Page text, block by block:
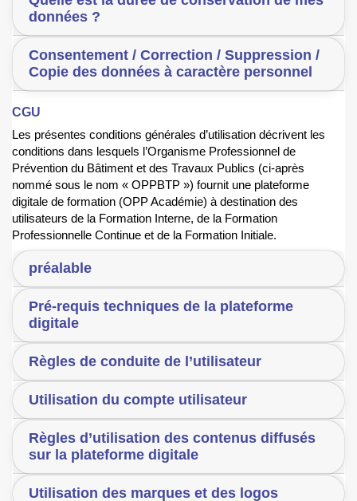
données ?
Consentement / Correction / Suppression /
Copie des données à caractère personnel
CGU
Les présentes conditions générales d’utilisation décrivent les
conditions dans lesquels l’Organisme Professionnel de
Prévention du Bâtiment et des Travaux Publics (ci-après
nommé sous le nom « OPPBTP ») fournit une plateforme
digitale de formation (OPP Académie) à destination des
utilisateurs de la Formation Interne, de la Formation
Professionnelle Continue et de la Formation Initiale.
préalable
Pré-requis techniques de la plateforme
digitale
Règles de conduite de l’utilisateur
Utilisation du compte utilisateur
Règles d’utilisation des contenus diffusés
sur la plateforme digitale
Utilisation des marques et des logos